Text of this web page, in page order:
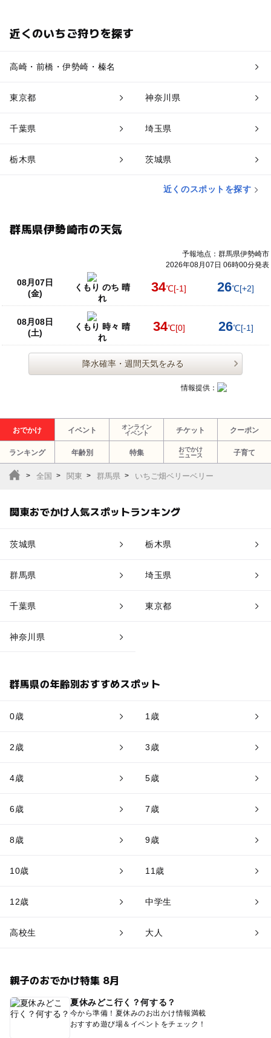
近くのいちご狩りを探す
高崎・前橋・伊勢崎・榛名
東京都 神奈川県
千葉県 埼玉県
栃木県 茨城県
近くのスポットを探す
群馬県伊勢崎市の天気
予報地点：群馬県伊勢崎市
2026年08月07日 06時00分発表
08月07日
(金)
くもり のち 晴
れ
34℃[-1] 26℃[+2]
08月08日
(土)
くもり 時々 晴
れ
34℃[0] 26℃[-1]
降水確率・週間天気をみる
情報提供：
おでかけ イベント
オンライン
イベント
チケット クーポン
ランキング 年齢別 特集
おでかけ
ニュース
子育て
全国 関東 群馬県 いちご畑ベリーベリー
関東おでかけ人気スポットランキング
茨城県 栃木県
群馬県 埼玉県
千葉県 東京都
神奈川県
群馬県の年齢別おすすめスポット
0歳 1歳
2歳 3歳
4歳 5歳
6歳 7歳
8歳 9歳
10歳 11歳
12歳 中学生
高校生 大人
親子のおでかけ特集 8月
夏休みどこ行く？何する？
今から準備！夏休みのお出かけ情報満載
おすすめ遊び場＆イベントをチェック！